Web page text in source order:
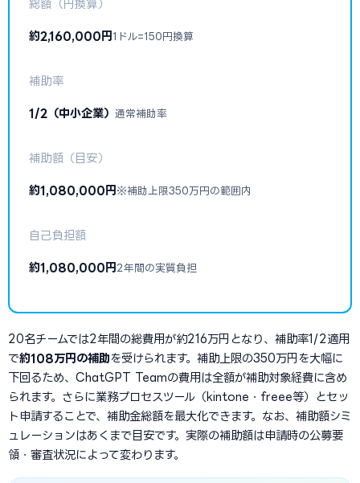
総額（円換算）
約2,160,000円 1ドル=150円換算
補助率
1/2（中小企業） 通常補助率
補助額（目安）
約1,080,000円 ※補助上限350万円の範囲内
自己負担額
約1,080,000円 2年間の実質負担
20名チームでは2年間の総費用が約216万円となり、補助率1/2適用
で約108万円の補助を受けられます。補助上限の350万円を大幅に
下回るため、ChatGPT Teamの費用は全額が補助対象経費に含め
られます。さらに業務プロセスツール（kintone・freee等）とセッ
ト申請することで、補助金総額を最大化できます。なお、補助額シミ
ュレーションはあくまで目安です。実際の補助額は申請時の公募要
領・審査状況によって変わります。